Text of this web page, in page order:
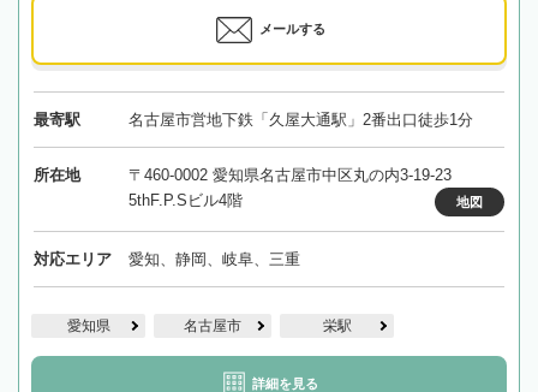
メールする
最寄駅 名古屋市営地下鉄「久屋大通駅」2番出口徒歩1分
所在地
〒460-0002 愛知県名古屋市中区丸の内3-19-23
5thF.P.Sビル4階
地図
対応エリア 愛知、静岡、岐阜、三重
愛知県 名古屋市 栄駅
詳細を見る